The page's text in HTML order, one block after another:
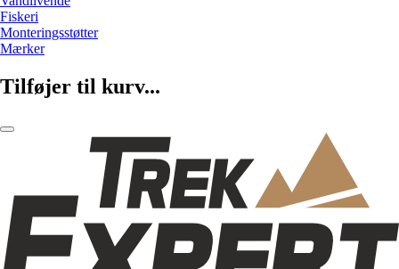
Fiskeri
Monteringsstøtter
Mærker
Tilføjer til kurv...